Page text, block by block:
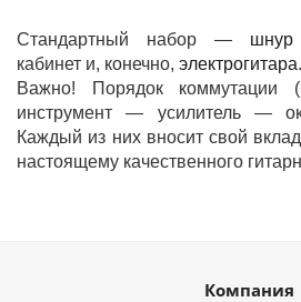
Стандартный набор — шнур
кабинет и, конечно, электрогитара.
Важно! Порядок коммутации
инструмент — усилитель —
Каждый из них вносит свой
настоящему качественного
Компания